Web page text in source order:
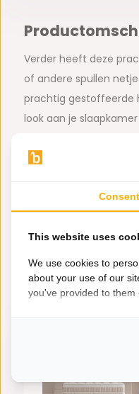
Verder heeft deze
of andere spullen
prachtig gestoffeerde
look aan je
HR schuim - 7 slags
HR staat voor High
ventilatie en zal zich
met het bedbodem
een gezonde curve
langste mee van alle
Specificaties:
Toon meer
boxspring (76)
Eerder
Consent
This website uses
We use cookies to
about your use of our
you've provided to them